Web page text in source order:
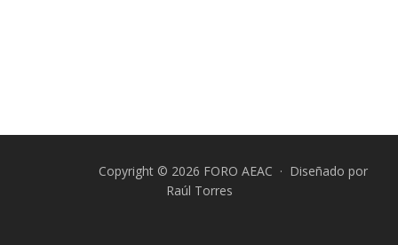
Copyright © 2026 FORO AEAC · Diseñado por
Raúl Torres